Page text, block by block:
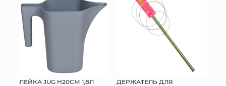
ИСКУССТВЕННЫЕ ЦВЕТЫ
ПАКЕТЫ И СУМКИ
ПОДАРОЧНЫЕ КАРТЫ
ЛЕЙКА JUG H20СМ 1,8Л
ДЕРЖАТЕЛЬ ДЛЯ